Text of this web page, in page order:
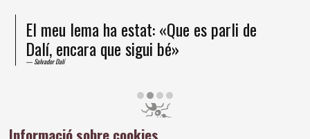
El meu lema ha estat: «Que es parli de
Dalí, encara que sigui bé»
Salvador Dalí